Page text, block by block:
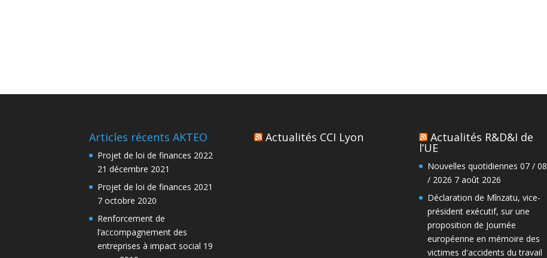
Articles récents AKTEO
Projet de loi de finances 2022
21 décembre 2021
Projet de loi de finances 2021
7 octobre 2020
Renforcement de
l’accompagnement des
entreprises à impact social 19
Actualités CCI Lyon Actualités R&D&I de
l’UE
Nouvelles quotidiennes 07 / 08
/ 2026 7 août 2026
Déclaration de Mînzatu, vice-
président exécutif, sur une
proposition de Journée
européenne en mémoire des
victimes d'accidents du travail